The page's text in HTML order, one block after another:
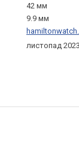
42 мм
9.9 мм
листопад 2023